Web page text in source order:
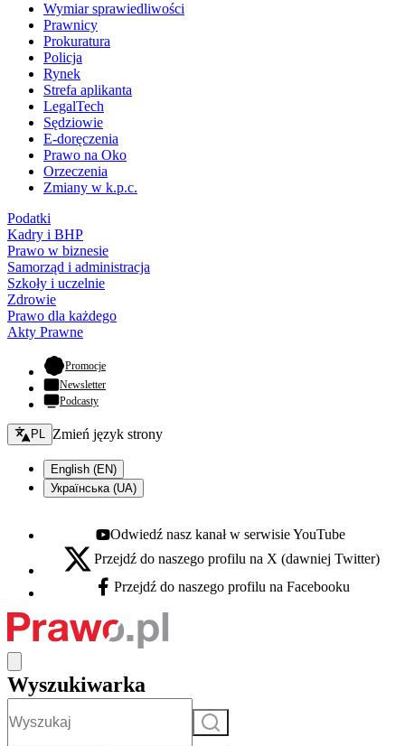
Wymiar sprawiedliwości
Prawnicy
Prokuratura
Policja
Rynek
Strefa aplikanta
LegalTech
Sędziowie
E-doręczenia
Prawo na Oko
Orzeczenia
Zmiany w k.p.c.
Podatki
Kadry i BHP
Prawo w biznesie
Samorząd i administracja
Szkoły i uczelnie
Zdrowie
Prawo dla każdego
Akty Prawne
Promocje- otwiera się w nowej karcie
Newsletter
Podcasty
Zmień język - bieżący:
PL Zmień język strony
English (EN)
Українська (UA)
Youtube - otwiera się w nowej karcie
Odwiedź nasz kanał w serwisie YouTube
X - otwiera się w nowej karcie
Przejdź do naszego profilu na X (dawniej Twitter)
Facebook - otwiera się w nowej karcie
Przejdź do naszego profilu na Facebooku
Wyszukiwarka
Szukaj